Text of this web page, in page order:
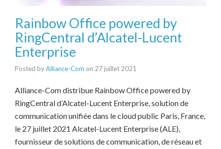
Rainbow Office powered by
RingCentral d’Alcatel-Lucent
Enterprise
Posted byAlliance-Com on 27 juillet 2021
Alliance-Com distribue Rainbow Office powered by
RingCentral d’Alcatel-Lucent Enterprise, solution de
communication unifiée dans le cloud public Paris, France,
le 27 juillet 2021 Alcatel-Lucent Enterprise (ALE),
fournisseur de solutions de communication, de réseau et